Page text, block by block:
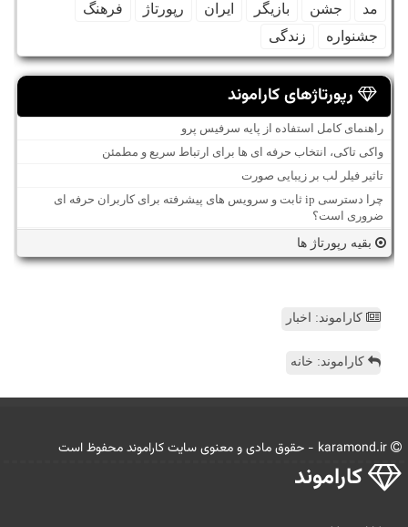
مد جشن بازیگر ایران رپورتاژ
فرهنگ
جشنواره
زندگی
رپورتاژهای کاراموند
راهنمای کامل استفاده از پایه سرفیس پرو
واکی تاکی، انتخاب حرفه ای ها برای ارتباط سریع و مطمئن
تاثیر فیلر لب بر زیبایی صورت
چرا دسترسی ip ثابت و سرویس های پیشرفته برای کاربران حرفه ای
ضروری است؟
بقیه رپورتاژ ها
کاراموند: اخبار
کاراموند: خانه
كاراموند